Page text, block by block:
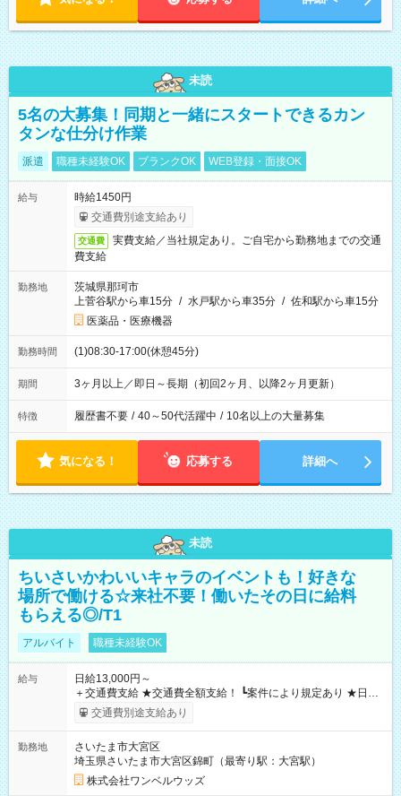
未読
5名の大募集！同期と一緒にスタートできるカン
タンな仕分け作業
派遣 職種未経験OK ブランクOK WEB登録・面接OK
給与
時給1450円
交通費別途支給あり
交通費
実費支給／当社規定あり。ご自宅から勤務地までの交通
費支給
勤務地
茨城県那珂市
上菅谷駅から車15分 / 水戸駅から車35分 / 佐和駅から車15分
医薬品・医療機器
勤務時間 (1)08:30-17:00(休憩45分)
期間 3ヶ月以上／即日～長期（初回2ヶ月、以降2ヶ月更新）
特徴 履歴書不要 / 40～50代活躍中 / 10名以上の大量募集
気になる！ 応募する 詳細へ
未読
ちいさいかわいいキャラのイベントも！好きな
場所で働ける☆来社不要！働いたその日に給料
もらえる◎/T1
アルバイト 職種未経験OK
給与
日給13,000円～
＋交通費支給 ★交通費全額支給！ ┗案件により規定あり ★日払
いOK！（規定あり） ┗働いたその日に現金GET♪ お仕事後はコ
ンビニATMから 日払い分を引き落とせます！ 【試用期間】試
交通費別途支給あり
勤務地
さいたま市大宮区
埼玉県さいたま市大宮区錦町（最寄り駅：大宮駅）
株式会社ワンベルウッズ